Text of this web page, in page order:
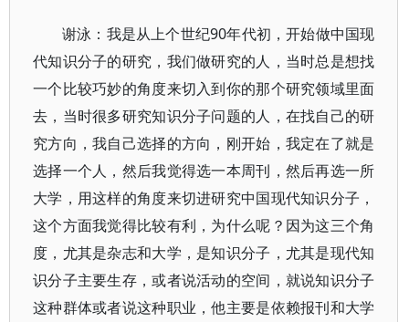
谢泳：我是从上个世纪90年代初，开始做中国现
代知识分子的研究，我们做研究的人，当时总是想找
一个比较巧妙的角度来切入到你的那个研究领域里面
去，当时很多研究知识分子问题的人，在找自己的研
究方向，我自己选择的方向，刚开始，我定在了就是
选择一个人，然后我觉得选一本周刊，然后再选一所
大学，用这样的角度来切进研究中国现代知识分子，
这个方面我觉得比较有利，为什么呢？因为这三个角
度，尤其是杂志和大学，是知识分子，尤其是现代知
识分子主要生存，或者说活动的空间，就说知识分子
这种群体或者说这种职业，他主要是依赖报刊和大学